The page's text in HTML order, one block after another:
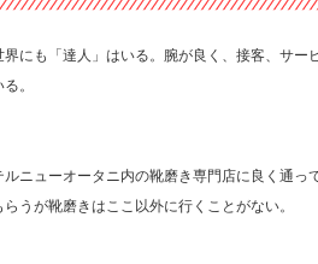
にも「達人」はいる。腕が良く、接客、サ
。
ニューオータニ内の靴磨き専門店に良く通っ
うが靴磨きはここ以外に行くことがない。